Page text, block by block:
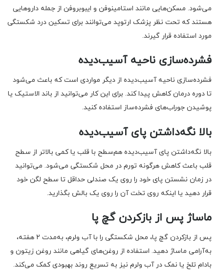
می‌شود. مسکن‌هایی مانند استامینوفن و ایبوبروفن از جمله داروهایی
هستند که تحت نظر پزشک ارتوپد می‌توانند برای تسکین درد شکستگی
مورد استفاده قرار گیرند.
فشرده‌سازی ناحیه آسیب‌دیده
فشرده‌سازی ناحیه آسیب‌دیده از دیگر مواردی است که باعث می‌شود
تا دوره درمان کاهش پیدا کند. برای این کار می‌توانید از باند الاستیک یا
پوشیدن جوراب‌های فشرده‌ساز استفاده کنید.
بالا نگه‌داشتن پای آسیب‌دیده
بالا نگه‌داشتن پای آسیب‌دیده هم‌سطح با قلب یا کمی بالاتر از سطح
قلب باعث کاهش هرگونه تورم در محل شکستگی می‌شود. می‌توانید
در زمان نشستن پای خود را روی یک صندلی حداقل تا سطح لگن خود
قرار دهید یا اینکه روی تخت آن را روی یک بالش بگذارید.
ماساژ پس از بازکردن گچ پا
پس از بازکردن گچ پا، محل شکستگی را با آب ولرم، به‌مدت 2 هفته،
به‌آرامی ماساژ دهید. استفاده از روغن‌های گیاهی مانند روغن زیتون و
بادام تلخ یا نمک در آب ولرم نیز به تسریع روند بهبودی کمک می‌کند.